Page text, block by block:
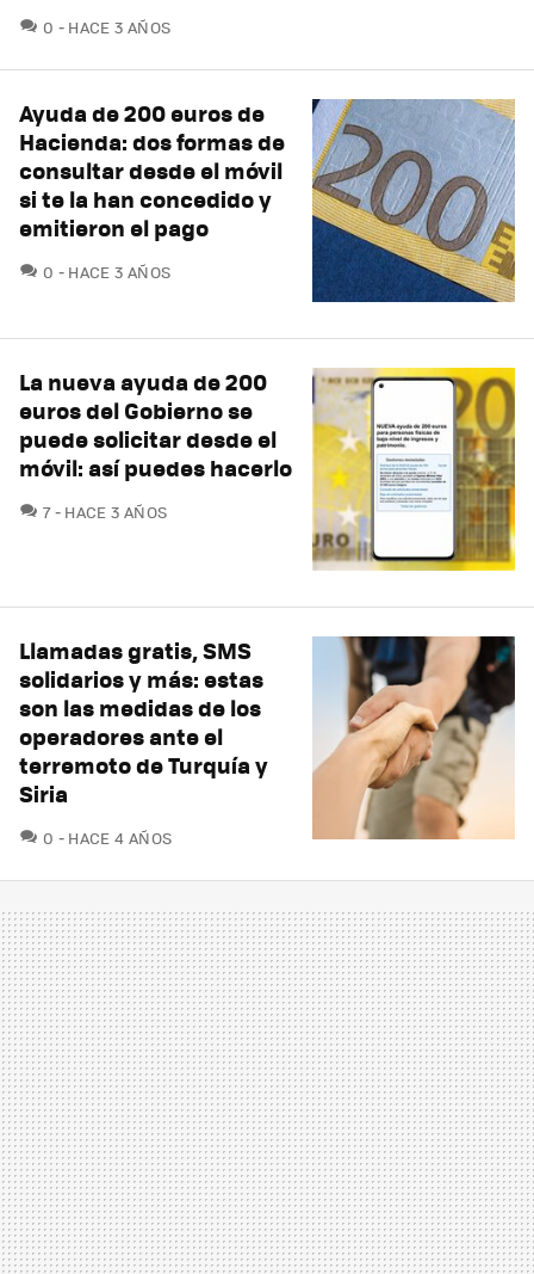
0 COMENTARIOS
HACE 3 AÑOS
Ayuda de 200 euros de
Hacienda: dos formas de
consultar desde el móvil
si te la han concedido y
emitieron el pago
0 COMENTARIOS
HACE 3 AÑOS
La nueva ayuda de 200
euros del Gobierno se
puede solicitar desde el
móvil: así puedes hacerlo
7COMENTARIOS
HACE 3 AÑOS
Llamadas gratis, SMS
solidarios y más: estas
son las medidas de los
operadores ante el
terremoto de Turquía y
Siria
0 COMENTARIOS
HACE 4 AÑOS